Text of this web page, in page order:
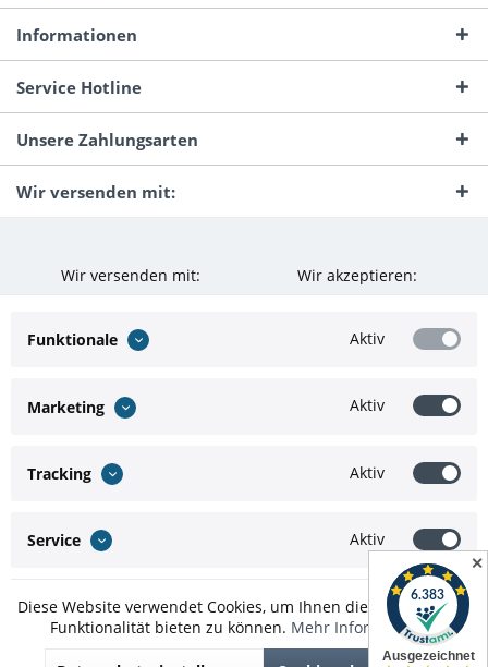
✕
Informationen
Service Hotline
Unsere Zahlungsarten
Wir versenden mit:
Wir versenden mit: Wir akzeptieren:
* Alle Preise inkl. gesetzl. Mehrwertsteuer zzgl.Versandkostenund ggf.
Funktionale Aktiv
Marketing Aktiv
Tracking Aktiv
Service Aktiv
Diese Website verwendet Cookies, um Ihnen die bestmögliche
Funktionalität bieten zu können. Mehr Informationen